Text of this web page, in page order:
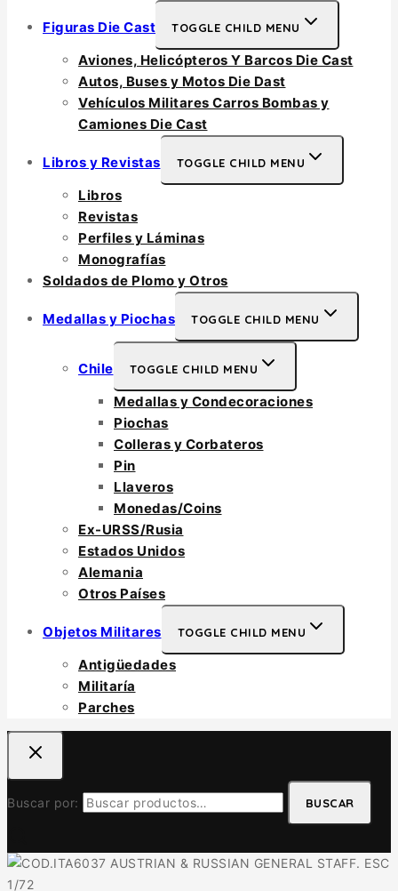
Figuras Die Cast TOGGLE CHILD MENU
Aviones, Helicópteros Y Barcos Die Cast
Autos, Buses y Motos Die Dast
Vehículos Militares Carros Bombas y
Camiones Die Cast
Libros y Revistas TOGGLE CHILD MENU
Libros
Revistas
Perfiles y Láminas
Monografías
Soldados de Plomo y Otros
Medallas y Piochas TOGGLE CHILD MENU
Chile TOGGLE CHILD MENU
Medallas y Condecoraciones
Piochas
Colleras y Corbateros
Pin
Llaveros
Monedas/Coins
Ex-URSS/Rusia
Estados Unidos
Alemania
Otros Países
Objetos Militares TOGGLE CHILD MENU
Antigüedades
Militaría
Parches
Buscar por: BUSCAR